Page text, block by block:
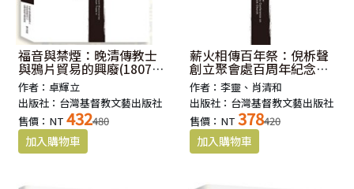
福音與禁煙：晚清傳教士
與鴉片貿易的興廢(1807-
1911)
作者：卓輝立
出版社：台灣基督教文藝出版社
售價：NT 432480
薪火相傳百年祭：倪柝聲
創立聚會處百周年紀念會
議論文集
作者：李靈、肖清和
出版社：台灣基督教文藝出版社
售價：NT 378420